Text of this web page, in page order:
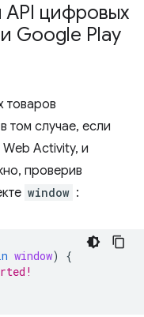
цифровых
Google Play
товаров
том случае, если
Web Activity, и
проверив
window :
window)
{